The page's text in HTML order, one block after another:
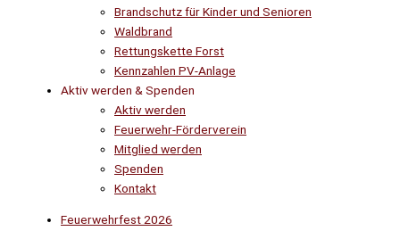
Brandschutz für Kinder und Senioren
Waldbrand
Rettungskette Forst
Kennzahlen PV-Anlage
Aktiv werden & Spenden
Aktiv werden
Feuerwehr-Förderverein
Mitglied werden
Spenden
Kontakt
Feuerwehrfest 2026